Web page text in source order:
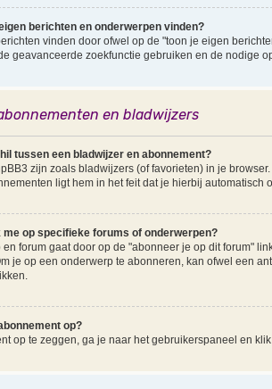
berichten en onderwerpen vinden?
vinden door ofwel op de "toon je eigen
geavanceerde zoekfunctie gebruiken en de nodige
en bladwijzers
tussen een bladwijzer en abonnement?
zijn zoals bladwijzers (of favorieten) in je
ligt hem in het feit dat je hierbij
me op specifieke forums of onderwerpen?
forum gaat door op de "abonneer je op dit forum"
je op een onderwerp te abonneren, kan ofwel een
op?
op te zeggen, ga je naar het gebruikerspaneel en